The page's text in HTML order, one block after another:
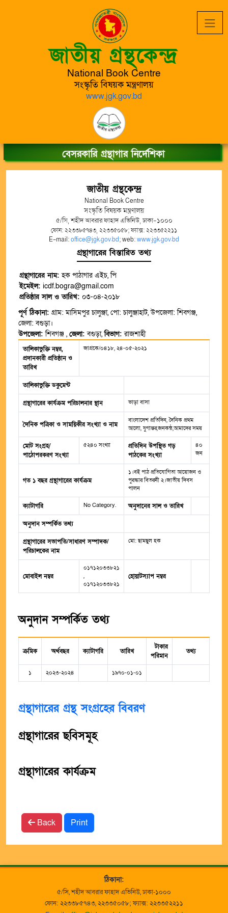
জাতীয় গ্রন্থকেন্দ্র
National Book Centre
সংস্কৃতি বিষয়ক মন্ত্রণালয়
www.jgk.gov.bd
বেসরকারি গ্রন্থাগার নির্দেশিকা
জাতীয় গ্রন্থকেন্দ্র
National Book Centre
সংস্কৃতি বিষয়ক মন্ত্রণালয়
৫/সি, শহীদ আবরার ফাহাদ এভিনিউ, ঢাকা-১০০০
ফোন: ২২৩৩৮৫৭৪৩, ২২৩৩৫০৫৮; ফ্যাক্স: ২২৩৩৫২২১১
E-mail:office@jgk.gov.bd; web:www.jgk.gov.bd
গ্রন্থাগারের বিস্তারিত তথ্য
গ্রন্থাগারের নাম:হক পাঠাগার এইচ, পি
ইমেইল: icdf.bogra@gmail.com
প্রতিষ্ঠার সাল ও তারিখ: ০৩-০৪-২০১৮
পূর্ণ ঠিকানা: গ্রাম: মাসিমপুর চালুঞ্জা, পো: চালুঞ্জাহাট, উপজেলা: শিবগঞ্জ,
জেলা: বগুড়া।
উপজেলা:শিবগঞ্জ , জেলা:বগুড়া,বিভাগ:রাজশাহী
তালিকাভুক্তি নম্বর,
প্রদানকারী প্রতিষ্ঠান ও
তারিখ
জাগ্রকে/০৪১৮, ২৪-০৫-২০২১
তালিকাভুক্তি ডকুমেন্ট
গ্রন্থাগারের কার্যক্রম পরিচালনার স্থান ভাড়া বাসা
দৈনিক পত্রিকা ও সাময়িকীর সংখ্যা ও নাম
বাংলাদেশ প্রতিদিন, দৈনিক প্রথম
আলো, যুগান্তর,জনকন্ঠ,আমাদের সময়
মোট সংগ্রহ/
পাঠোপরকরণ সংখ্যা
৫২৪০ সংখ্যা
প্রতিদিন উপস্থিত গড়
পাঠকের সংখ্যা
৪০
জন
গত ১ বছর গ্রন্থাগারের কার্যক্রম
১।বই পাঠ প্রতিযোগিতা আয়োজন ও
পুরস্কার বিতরনী ২।জাতীয় দিবস
পালন
ক্যাটাগরি No Category. অনুদানের সাল ও তারিখ
অনুদান সম্পর্কিত তথ্য
গ্রন্থাগারের সভাপতি/সাধারণ সম্পাদক/
পরিচালকের নাম
মো: ছামছুল হক
মোবাইল নম্বর
০১৭১২০৩৩৮২১
,
০১৭১২০৩৩৮২১
হোয়াটস্যাপ নম্বর
অনুদান সম্পর্কিত তথ্য
ক্রমিক অর্থবছর ক্যাটাগরি তারিখ
টাকার
পরিমান
তথ্য
১ ২০২৩-২০২৪ ১৯৭০-০১-০১
গ্রন্থাগারের গ্রন্থ সংগ্রহের বিবরণ
গ্রন্থাগারের ছবিসমূহ
গ্রন্থাগারের কার্যক্রম
Back Print
ঠিকানা:
৫/সি, শহীদ আবরার ফাহাদ এভিনিউ, ঢাকা-১০০০
ফোন: ২২৩৩৮৫৭৪৩, ২২৩৩৫০৫৮; ফ্যাক্স: ২২৩৩৫২২১১